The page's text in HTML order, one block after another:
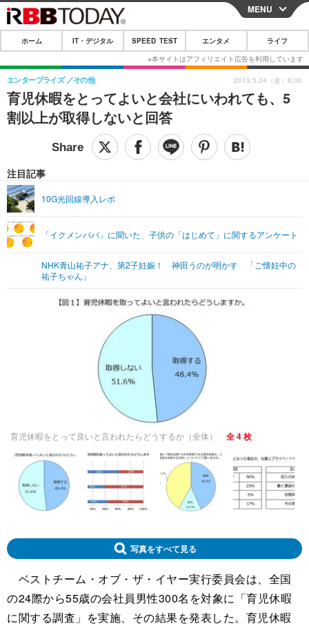
CLOSE
ホーム
IT・デジタル
IT・デジタルTOP スマートフォン
ショッピング その他
SPEED TEST
エンタメTOP 映画・ドラマ
グラビア ブログ
ショッピング その他
ライフTOP
リリース一覧
プッシュ通知の停止方法
MENU
ホーム IT・デジタル SPEED TEST エンタメ ライフ
育児休暇をとってよいと会社にいわれても、5
割以上が取得しないと回答
エンタープライズ その他
注目記事
10G光回線導入レポ
「イクメンパパ」に聞いた、子供の「はじめて」に関するアンケート
NHK青山祐子アナ、第2子妊娠！ 神田うのが明かす 「ご懐妊中の
祐子ちゃん」
2013.5.24（金）8:00
育児休暇をとって良いと言われたらどうするか（全体） 全 4 枚
写真をすべて見る
ベストチーム・オブ・ザ・イヤー実行委員会は、全国
の24際から55歳の会社員男性300名を対象に「育児休暇
に関する調査」を実施、その結果を発表した。育児休暇